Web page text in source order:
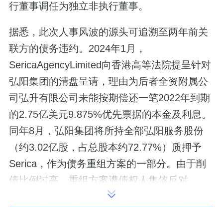
行董事调任为独立非执行董事。
据悉，此次人事风波的源头可追溯至两年前关
联方的债务违约。2024年1月，
SericaAgencyLimited向香港高等法院提呈针对
弘阳集团的清盘呈请，理由为后者全资附属公
司弘升有限公司未能按期偿还一笔2022年到期
的2.75亿美元9.875%优先票据的本金及利息。
同年8月，弘阳集团将所持全部弘阳服务股份
（约3.02亿股，占总股本约72.77%）质押予
Serica，作为债务重组方案的一部分。由于削
债比例过高，重组方案遭债权人集体反对。
2025年10月，Serica强制执行上述股份的抵押